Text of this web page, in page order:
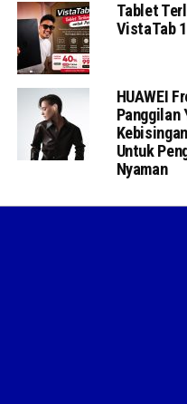
Tablet
VistaTab
HUAWEI
Panggilan
Untuk
Nyaman